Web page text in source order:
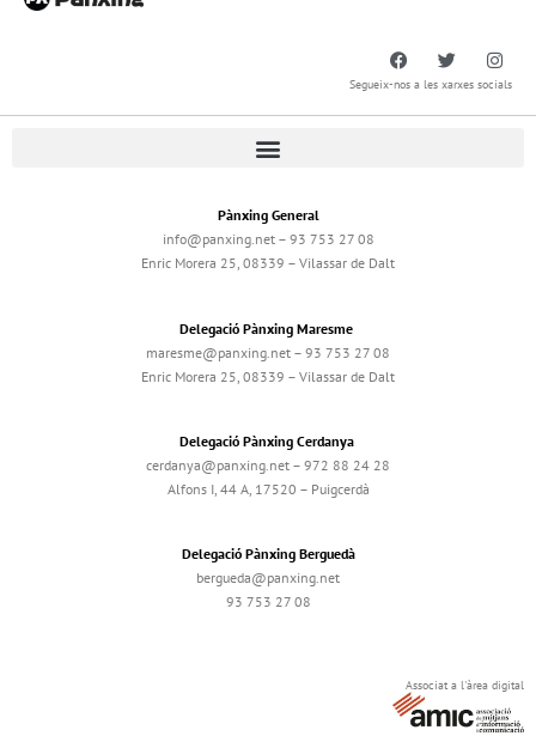
Segueix-nos a les xarxes socials
Pànxing General
info@panxing.net – 93 753 27 08
Enric Morera 25, 08339 – Vilassar de Dalt
Delegació Pànxing Maresme
maresme@panxing.net – 93 753 27 08
Enric Morera 25, 08339 – Vilassar de Dalt
Delegació Pànxing Cerdanya
cerdanya@panxing.net – 972 88 24 28
Alfons I, 44 A, 17520 – Puigcerdà
Delegació Pànxing Berguedà
bergueda@panxing.net
93 753 27 08
Associat a l'àrea digital